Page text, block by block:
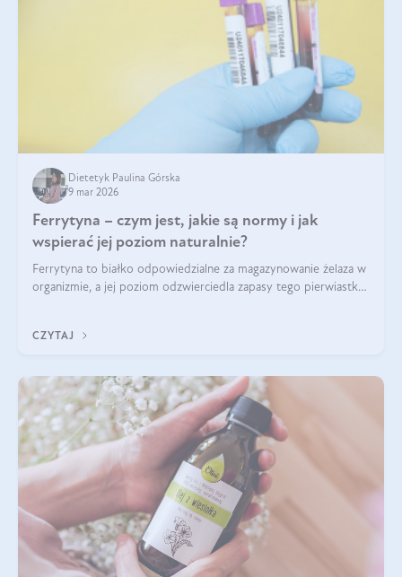
Dietetyk Paulina Górska
9 mar 2026
Ferrytyna – czym jest, jakie są normy i jak
wspierać jej poziom naturalnie?
Ferrytyna to białko odpowiedzialne za magazynowanie żelaza w
organizmie, a jej poziom odzwierciedla zapasy tego pierwiastka.
funkcjonowanie (
CZYTAJ